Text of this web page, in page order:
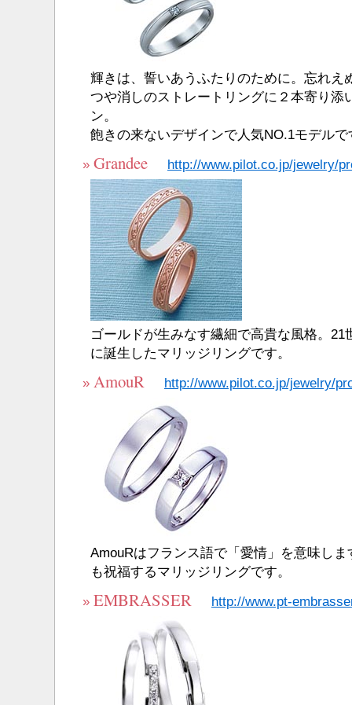
輝きは、誓いあうふたりのために。忘れえ
つや消しのストレートリングに２本寄り添
ン。
飽きの来ないデザインで人気NO.1モデルで
» Grandee http://www.pilot.co.jp/jewelry/
ゴールドが生みなす繊細で高貴な風格。
に誕生したマリッジリングです。
» AmouR http://www.pilot.co.jp/jewelry/
AmouRはフランス語で「愛情」を意味し
も祝福するマリッジリングです。
» EMBRASSER http://www.pt-